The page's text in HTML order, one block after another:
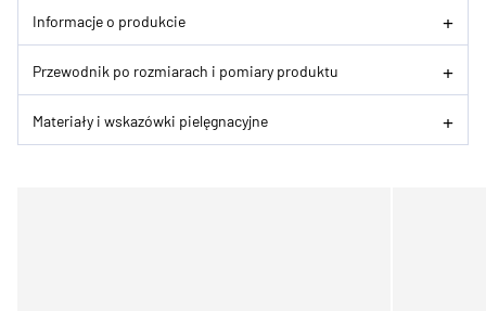
Informacje o produkcie
Przewodnik po rozmiarach i pomiary produktu
Materiały i wskazówki pielęgnacyjne